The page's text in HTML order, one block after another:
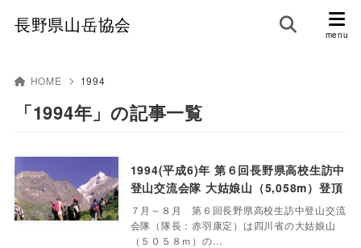
長野県山岳協会
HOME 1994
「1994年」の記事一覧
1994(平成6)年 第６回長野県高校生訪中
登山交流会隊 大姑娘山（5,058m）登頂
７月～８月 第６回長野県高校生訪中登山交流
会隊（隊長：赤羽康定）は四川省の大姑娘山
（５０５８ｍ）の…